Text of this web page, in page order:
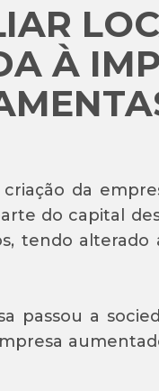
À
da
do capital
tendo alterado
passou a